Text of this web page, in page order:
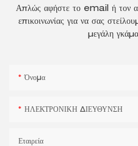
Απλώς αφήστε το email ή τον
επικοινωνίας για να σας
μεγάλη
Όνομα
ΗΛΕΚΤΡΟΝΙΚΗ ΔΙΕΥΘΥΝΣΗ
Εταιρεία